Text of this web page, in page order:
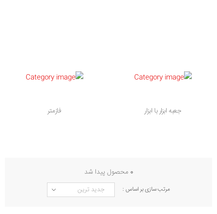
جعبه ابزار با ابزار فازمتر
0 محصول پیدا شد
مرتب سازی بر اساس :